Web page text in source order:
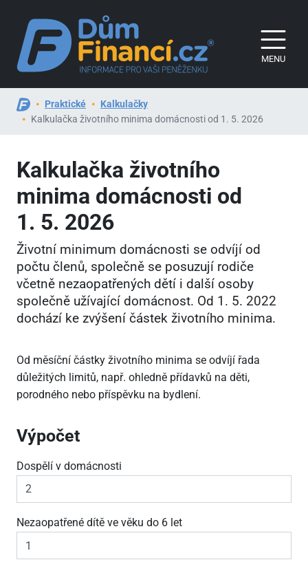
MENU
Praktické
Kalkulačky
Kalkulačka životního minima domácnosti od 1. 5. 2026
Kalkulačka životního
minima domácnosti od
1. 5. 2026
Životní minimum domácnosti se odvíjí od
počtu členů, společně se posuzují rodiče
včetně nezaopatřených dětí i další osoby
společně užívající domácnost. Od 1. 5. 2022
dochází ke zvýšení částek životního minima.
Od měsíční částky životního minima se odvíjí řada
důležitých limitů, např. ohledně přídavků na děti,
porodného nebo příspěvku na bydlení.
Výpočet
Dospělí v domácnosti
Nezaopatřené dítě ve věku do 6 let